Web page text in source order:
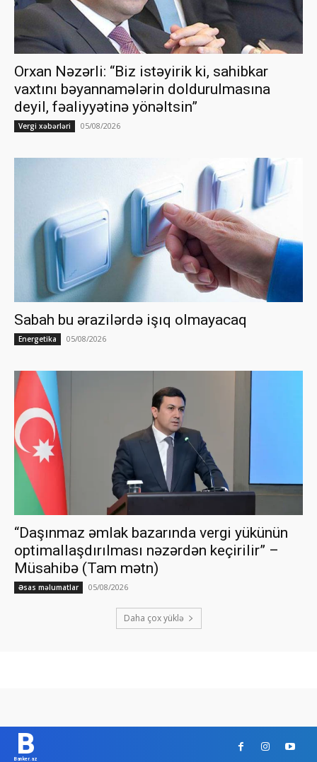
Orxan Nəzərli: “Biz istəyirik ki, sahibkar
vaxtını bəyannamələrin doldurulmasına
deyil, fəaliyyətinə yönəltsin”
Vergi xəbərləri 05/08/2026
Sabah bu ərazilərdə işıq olmayacaq
Energetika 05/08/2026
“Daşınmaz əmlak bazarında vergi yükünün
optimallaşdırılması nəzərdən keçirilir” –
Müsahibə (Tam mətn)
Əsas məlumatlar 05/08/2026
Daha çox yüklə
B
Banker.az